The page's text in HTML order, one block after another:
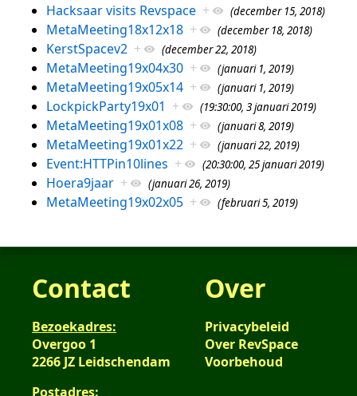
Hacksaar visits Revspace + (december 15, 2018)
MetaMeeting18x12x18 + (december 18, 2018)
KerstSpacev2 + (december 22, 2018)
MetaMeeting19x04x30 + (januari 1, 2019)
MetaMeeting19x05x14 + (januari 1, 2019)
LockpickParty19x01 + (19:30:00, 3 januari 2019)
MetaMeeting19x01x08 + (januari 8, 2019)
MetaMeeting19x01x22 + (januari 22, 2019)
Event:HTTPin10lines + (20:30:00, 25 januari 2019)
Hoera9jaar + (januari 26, 2019)
MetaMeeting19x02x05 + (februari 5, 2019)
Contact
Bezoekadres:
Overgoo 1
2266 JZ Leidschendam
Postadres:
Over
Privacybeleid
Over RevSpace
Voorbehoud